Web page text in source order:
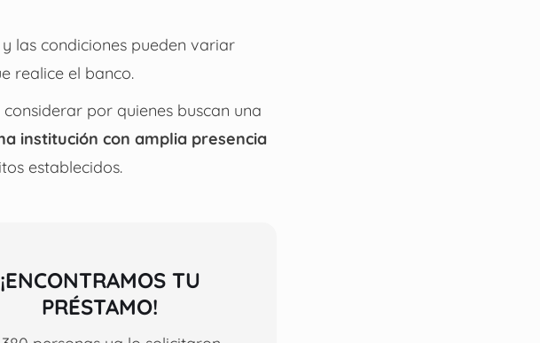
las condiciones pueden variar
realice el banco.
por quienes buscan una
institución con amplia presencia
establecidos.
¡ENCONTRAMOS TU
PRÉSTAMO!